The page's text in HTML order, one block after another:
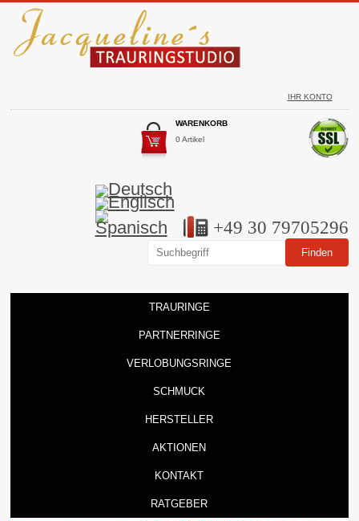
IHR KONTO
WARENKORB
0 Artikel
+49 30 79705296
TRAURINGE
PARTNERRINGE
VERLOBUNGSRINGE
SCHMUCK
HERSTELLER
AKTIONEN
KONTAKT
RATGEBER